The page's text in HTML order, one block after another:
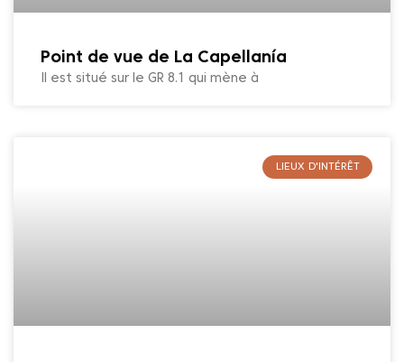
Point de vue de La Capellanía
Il est situé sur le GR 8.1 qui mène à
LIEUX D'INTÉRÊT